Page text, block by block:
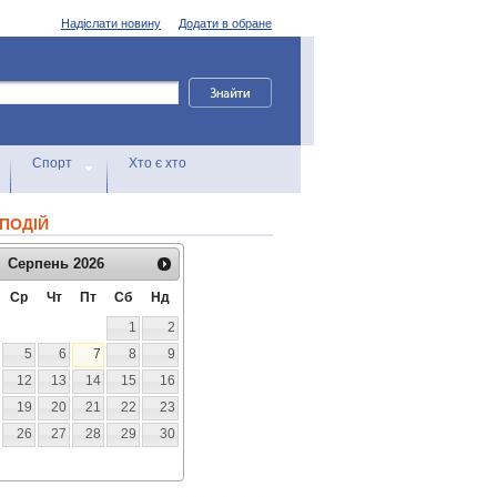
Додати в обране
Надіслати новину
Спорт Хто є хто
Серпень 2026
Ср Чт Пт Сб
Нд
1
2
5 6 7 8
9
12 13 14 15
16
19 20 21 22
23
26 27 28 29
30